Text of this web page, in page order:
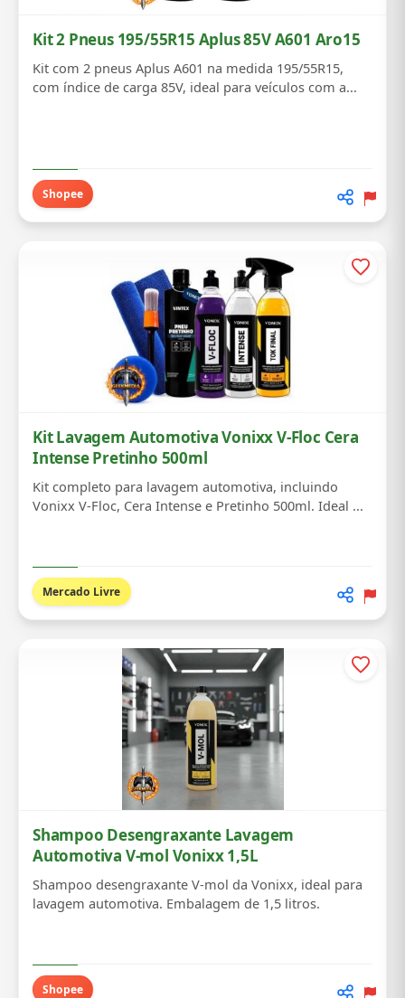
Kit 2 Pneus 195/55R15 Aplus 85V A601 Aro15
Kit com 2 pneus Aplus A601 na medida 195/55R15,
com índice de carga 85V, ideal para veículos com a...
Shopee
Kit Lavagem Automotiva Vonixx V-Floc Cera
Intense Pretinho 500ml
Kit completo para lavagem automotiva, incluindo
Vonixx V-Floc, Cera Intense e Pretinho 500ml. Ideal ...
Mercado Livre
Shampoo Desengraxante Lavagem
Automotiva V-mol Vonixx 1,5L
Shampoo desengraxante V-mol da Vonixx, ideal para
lavagem automotiva. Embalagem de 1,5 litros.
Shopee